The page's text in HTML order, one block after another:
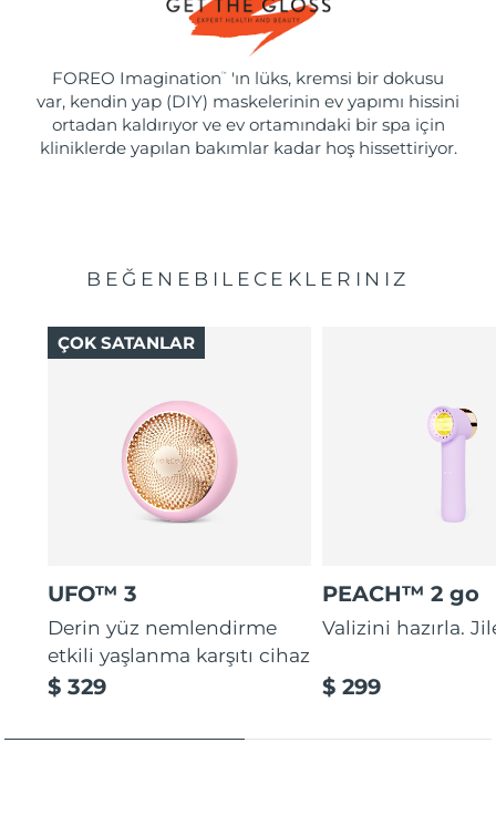
FOREO Imagination ™
'ın lüks, kremsi bir dokusu
var, kendin yap (DIY) maskelerinin ev yapımı hissini
ortadan kaldırıyor ve ev ortamındaki bir spa için
kliniklerde yapılan bakımlar kadar hoş hissettiriyor.
BEĞENEBILECEKLERINIZ
UFO™ 3
Derin yüz nemlendirme
etkili yaşlanma karşıtı cihaz
$ 329
ÇOK SATANLAR
PEACH™ 2 go
Valizini hazırla.
$ 299